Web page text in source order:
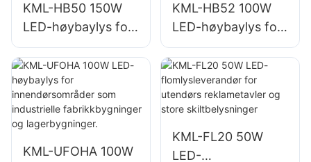
KML-HB50 150W
LED-høybaylys for
innendørsområder
som
reparasjonsverkste
der og
lagerbygninger.
KML-HB52 100W
LED-høybaylys for
innendørsområder
som industrielle
fabrikkbygninger
og lagerbygninger.
KML-UFOHA 100W
KML-FL20 50W
LED-